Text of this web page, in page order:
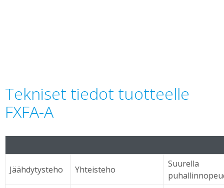
Tekniset tiedot tuotteelle
FXFA-A
Jäähdytysteho Yhteisteho
Suurella